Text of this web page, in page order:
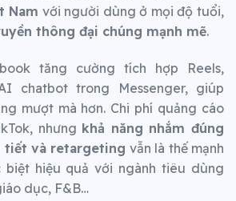
Nam với người dùng ở mọi độ tuổi,
thông đại chúng mạnh mẽ.
tăng cường tích hợp Reels,
chatbot trong Messenger, giúp
mượt mà hơn. Chi phí quảng cáo
nhưng khả năng nhắm đúng
tiết và retargeting vẫn là thế mạnh
biệt hiệu quả với ngành tiêu dùng
dục, F&B…